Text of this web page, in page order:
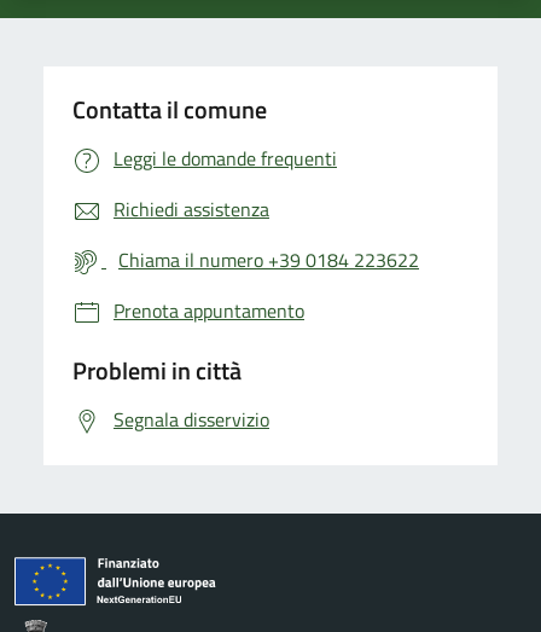
Contatta il comune
Leggi le domande frequenti
Richiedi assistenza
Chiama il numero +39 0184 223622
Prenota appuntamento
Problemi in città
Segnala disservizio